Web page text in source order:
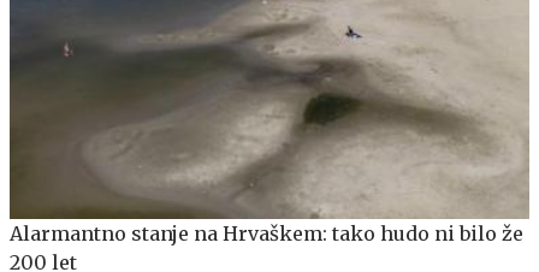
Alarmantno stanje na Hrvaškem: tako hudo ni bilo že
200 let